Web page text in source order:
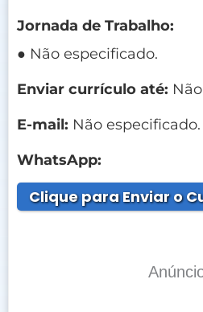
Jornada de Trabalho:
● Não especificado.
Enviar currículo até:
E-mail: Não especificado.
WhatsApp:
Clique para Enviar o